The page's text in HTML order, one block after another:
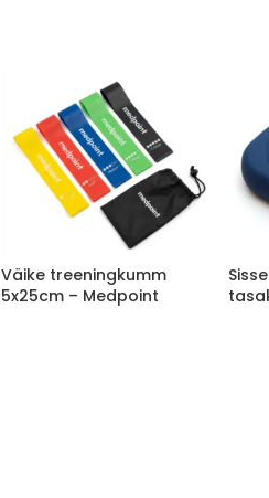
Väike treeningkumm
5x25cm – Medpoint